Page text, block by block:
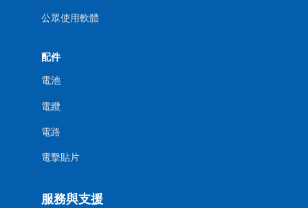
公眾使用軟體
配件
電池
電纜
電路
電擊貼片
服務與支援